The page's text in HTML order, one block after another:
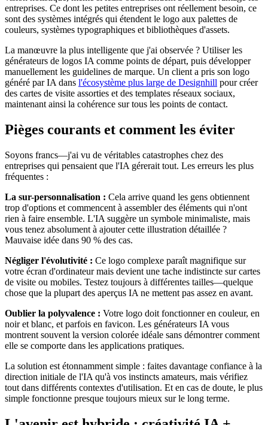
entreprises. Ce dont les petites entreprises ont réellement besoin, ce
sont des systèmes intégrés qui étendent le logo aux palettes de
couleurs, systèmes typographiques et bibliothèques d'assets.
La manœuvre la plus intelligente que j'ai observée ? Utiliser les
générateurs de logos IA comme points de départ, puis développer
manuellement les guidelines de marque. Un client a pris son logo
généré par IA dans l'écosystème plus large de Designhill pour créer
des cartes de visite assorties et des templates réseaux sociaux,
maintenant ainsi la cohérence sur tous les points de contact.
Pièges courants et comment les éviter
Soyons francs—j'ai vu de véritables catastrophes chez des
entreprises qui pensaient que l'IA gérerait tout. Les erreurs les plus
fréquentes :
La sur-personnalisation : Cela arrive quand les gens obtiennent
trop d'options et commencent à assembler des éléments qui n'ont
rien à faire ensemble. L'IA suggère un symbole minimaliste, mais
vous tenez absolument à ajouter cette illustration détaillée ?
Mauvaise idée dans 90 % des cas.
Négliger l'évolutivité : Ce logo complexe paraît magnifique sur
votre écran d'ordinateur mais devient une tache indistincte sur cartes
de visite ou mobiles. Testez toujours à différentes tailles—quelque
chose que la plupart des aperçus IA ne mettent pas assez en avant.
Oublier la polyvalence : Votre logo doit fonctionner en couleur, en
noir et blanc, et parfois en favicon. Les générateurs IA vous
montrent souvent la version colorée idéale sans démontrer comment
elle se comporte dans les applications pratiques.
La solution est étonnamment simple : faites davantage confiance à la
direction initiale de l'IA qu'à vos instincts amateurs, mais vérifiez
tout dans différents contextes d'utilisation. Et en cas de doute, le plus
simple fonctionne presque toujours mieux sur le long terme.